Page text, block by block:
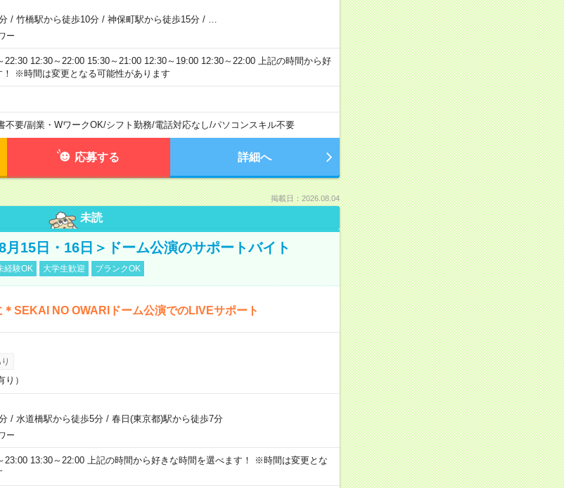
/ 竹橋駅から徒歩10分/ 神保町駅から徒歩15分/
ー
22:30 12:30～22:00 15:30～21:00 12:30～19:00 12:30～22:00 上記の時間から好
！ ※時間は変更となる可能性があります
不要/副業・WワークOK/シフト勤務/電話対応なし/パソコンスキル不要
応募する 詳細へ
掲載日：2026.08.04
未読
月15日・16日＞ドーム公演のサポートバイト
経験OK 大学生歓迎 ブランクOK
SEKAI NO OWARIドーム公演でのLIVEサポート
）
/ 水道橋駅から徒歩5分/ 春日(東京都)駅から徒歩7分
ー
23:00 13:30～22:00 上記の時間から好きな時間を選べます！ ※時間は変更とな